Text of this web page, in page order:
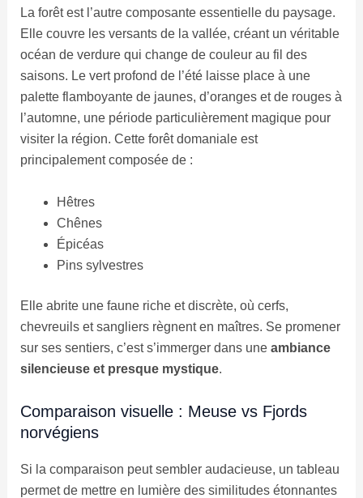
La forêt est l’autre composante essentielle du paysage.
Elle couvre les versants de la vallée, créant un véritable
océan de verdure qui change de couleur au fil des
saisons. Le vert profond de l’été laisse place à une
palette flamboyante de jaunes, d’oranges et de rouges à
l’automne, une période particulièrement magique pour
visiter la région. Cette forêt domaniale est
principalement composée de :
Hêtres
Chênes
Épicéas
Pins sylvestres
Elle abrite une faune riche et discrète, où cerfs,
chevreuils et sangliers règnent en maîtres. Se promener
sur ses sentiers, c’est s’immerger dans une ambiance
silencieuse et presque mystique.
Comparaison visuelle : Meuse vs Fjords
norvégiens
Si la comparaison peut sembler audacieuse, un tableau
permet de mettre en lumière des similitudes étonnantes